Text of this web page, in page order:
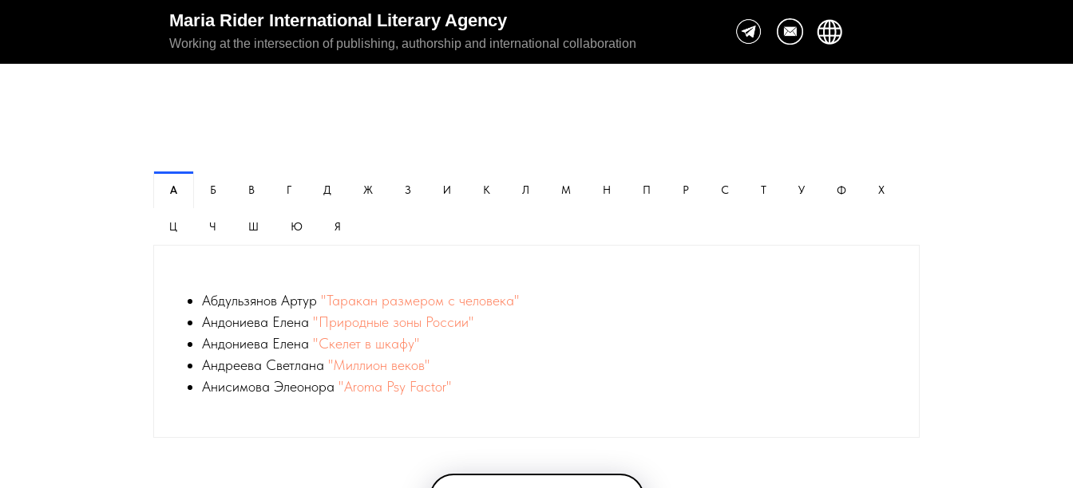
Maria Rider International Literary Agency
Working at the intersection of publishing, authorship and international collaboration
А Б В Г Д Ж З И К Л М Н П Р С Т У Ф Х
Ц Ч Ш Ю Я
Абдульзянов Артур "Таракан размером с человека"
Андониева Елена "Природные зоны России"
Андониева Елена "Скелет в шкафу"
Андреева Светлана "Миллион веков"
Анисимова Элеонора "Aroma Psy Factor"